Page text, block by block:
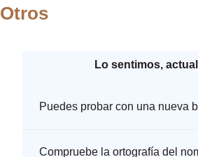
Otros
Lo sentimos,
Puedes probar con una nueva
Compruebe la ortografía del